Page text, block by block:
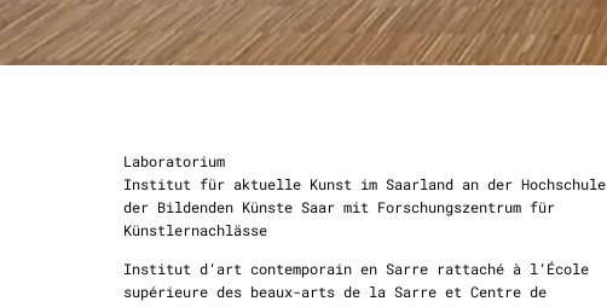
Laboratorium
Institut für aktuelle Kunst im Saarland an der Hochschule
der Bildenden Künste Saar mit Forschungszentrum für
Künstlernachlässe
Institut d‘art contemporain en Sarre rattaché à l‘École
supérieure des beaux-arts de la Sarre et Centre de